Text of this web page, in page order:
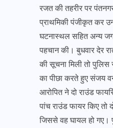
रजत की तहरीर पर
प्राथमिकी पंजीकृत कर
घटनास्थल सहित अन्य
पहचान की। बुधवार देर
की सूचना मिली तो
का पीछा करते हुए संजय
आरोपित ने दो राउंड
पांच राउंड फायर किए तो
जिससे वह घायल हो गए।